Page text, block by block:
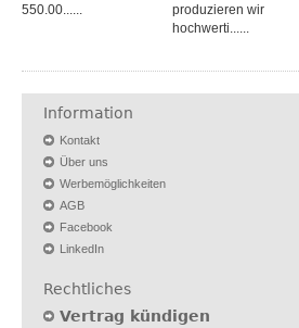
550.00......
produzieren wir
hochwerti......
Information
Kontakt
Über uns
Werbemöglichkeiten
AGB
Facebook
LinkedIn
Rechtliches
Vertrag kündigen